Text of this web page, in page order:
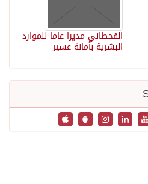
القحطاني مديراً عاماً للموارد
البشرية بأمانة عسير